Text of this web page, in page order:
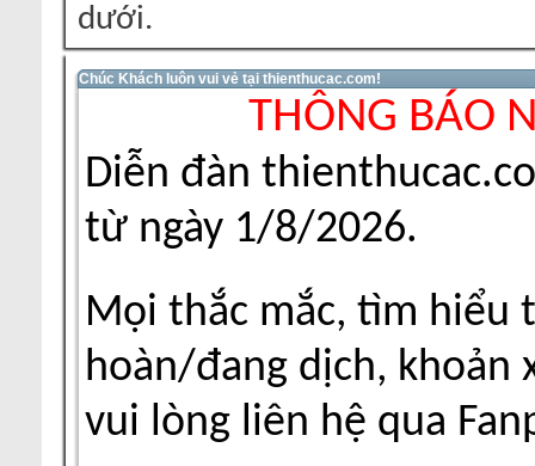
dưới.
Chúc Khách luôn vui vẻ tại thienthucac.com!
THÔNG BÁO
Diễn đàn
từ ngày 1/8/2026.
Mọi thắc mắc, tìm hiểu
hoàn/đang dịch, khoản
vui lòng liên hệ qua